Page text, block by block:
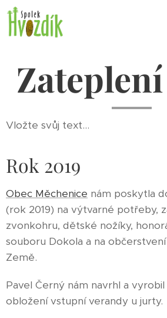
Vložte svůj text...
Rok 2019
Obec Měchenice nám poskytla
(rok 2019) na výtvarné potřeby,
zvonkohru, dětské nožíky,
souboru Dokola a na
Země.
Pavel Černý nám navrhl a
obložení vstupní verandy u jurty.